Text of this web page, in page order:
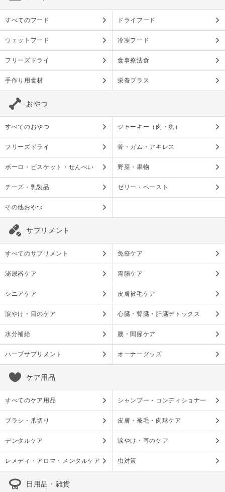
すべてのフード ドライフード
ウェットフード 冷凍フード
フリーズドライ 食事療法食
手作り用食材 栄養プラス
おやつ
すべてのおやつ ジャーキー（肉・魚）
フリーズドライ 骨・ガム・アキレス
ボーロ・ビスケット・せんべい 野菜・果物
チーズ・乳製品 ゼリー・ペースト
その他おやつ
サプリメント
すべてのサプリメント 免疫ケア
泌尿器ケア 胃腸ケア
シニアケア 皮膚被毛ケア
涙やけ・目のケア 心臓・腎臓・肝臓デトックス
水分補給 腰・関節ケア
ハーブサプリメント オーナーグッズ
ケア用品
すべてのケア用品 シャンプー・コンディショナー
ブラシ・爪切り 皮膚・被毛・肉球ケア
デンタルケア 涙やけ・耳のケア
レメディ・アロマ・メンタルケア 虫対策
日用品・雑貨